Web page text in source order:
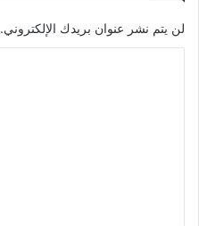
لن يتم نشر عنوان بريدك الإلكتروني.